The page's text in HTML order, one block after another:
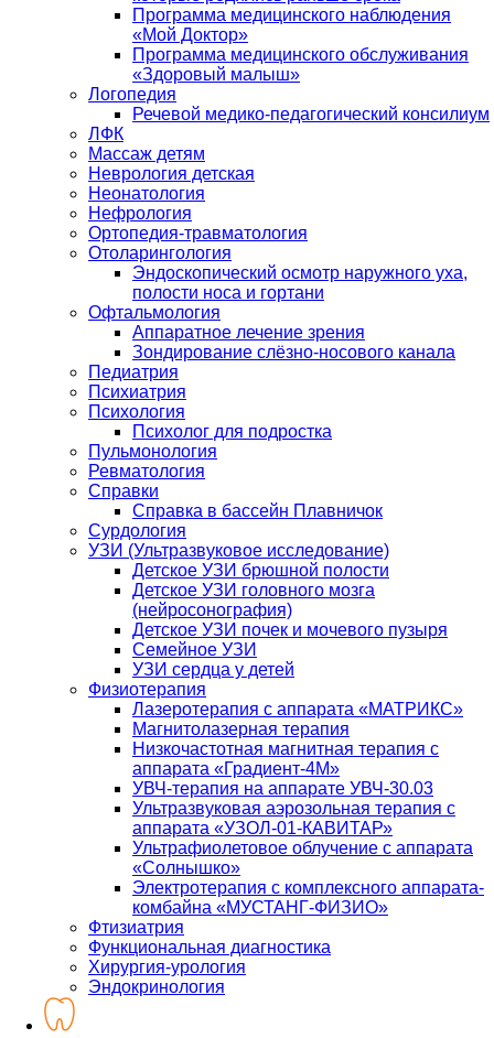
Программа медицинского наблюдения
«Мой Доктор»
Программа медицинского обслуживания
«Здоровый малыш»
Логопедия
Речевой медико-педагогический консилиум
ЛФК
Массаж детям
Неврология детская
Неонатология
Нефрология
Ортопедия-травматология
Отоларингология
Эндоскопический осмотр наружного уха,
полости носа и гортани
Офтальмология
Аппаратное лечение зрения
Зондирование слёзно-носового канала
Педиатрия
Психиатрия
Психология
Психолог для подростка
Пульмонология
Ревматология
Справки
Справка в бассейн Плавничок
Сурдология
УЗИ (Ультразвуковое исследование)
Детское УЗИ брюшной полости
Детское УЗИ головного мозга
(нейросонография)
Детское УЗИ почек и мочевого пузыря
Семейное УЗИ
УЗИ сердца у детей
Физиотерапия
Лазеротерапия с аппарата «МАТРИКС»
Магнитолазерная терапия
Низкочастотная магнитная терапия с
аппарата «Градиент-4М»
УВЧ-терапия на аппарате УВЧ-30.03
Ультразвуковая аэрозольная терапия с
аппарата «УЗОЛ-01-КАВИТАР»
Ультрафиолетовое облучение с аппарата
«Солнышко»
Электротерапия с комплексного аппарата-
комбайна «МУСТАНГ-ФИЗИО»
Фтизиатрия
Функциональная диагностика
Хирургия-урология
Эндокринология